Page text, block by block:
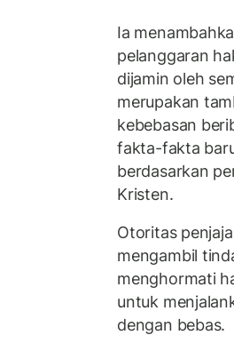
Ia
pelanggaran
dijamin oleh
merupakan
kebebasan
fakta-fakta
berdasarkan
Kristen.
Otoritas
mengambil
menghormati
untuk
dengan bebas.